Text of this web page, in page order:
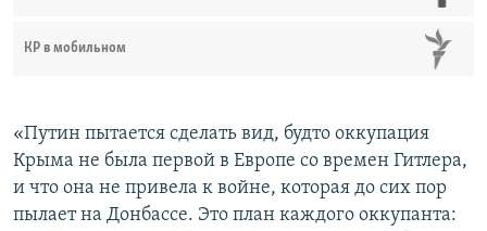
КР в мобильном
«Путин пытается сделать вид, будто оккупация
Крыма не была первой в Европе со времен Гитлера,
и что она не привела к войне, которая до сих пор
пылает на Донбассе. Это план каждого оккупанта: